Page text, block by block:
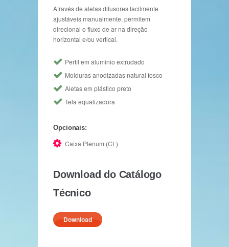
Através de aletas difusores facilmente
ajustáveis manualmente, permitem
direcional o fluxo de ar na direção
horizontal e/ou vertical.
Perfil em alumínio extrudado
Molduras anodizadas natural fosco
Aletas em plástico preto
Tela equalizadora
Opcionais:
Caixa Plenum (CL)
Download do Catálogo
Técnico
Download